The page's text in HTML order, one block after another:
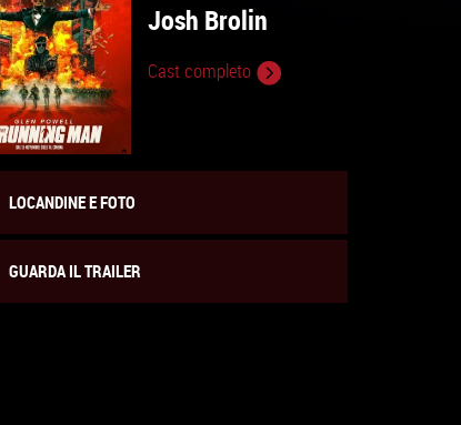
Josh Brolin
Cast completo
LOCANDINE E FOTO
GUARDA IL TRAILER